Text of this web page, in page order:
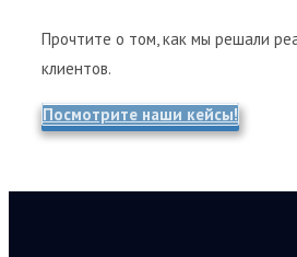
Прочтите о том, как мы решали
клиентов.
Посмотрите наши кейсы!